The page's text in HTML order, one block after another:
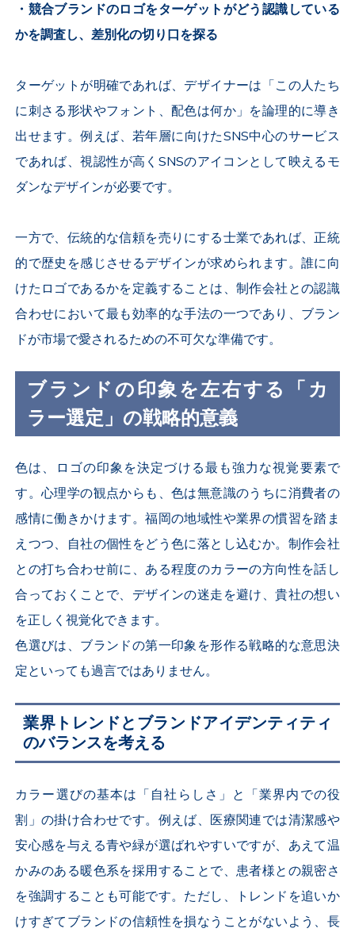
・競合ブランドのロゴをターゲットがどう認識している
かを調査し、差別化の切り口を探る
ターゲットが明確であれば、デザイナーは「この人たち
に刺さる形状やフォント、配色は何か」を論理的に導き
出せます。例えば、若年層に向けたSNS中心のサービス
であれば、視認性が高くSNSのアイコンとして映えるモ
ダンなデザインが必要です。
一方で、伝統的な信頼を売りにする士業であれば、正統
的で歴史を感じさせるデザインが求められます。誰に向
けたロゴであるかを定義することは、制作会社との認識
合わせにおいて最も効率的な手法の一つであり、ブラン
ドが市場で愛されるための不可欠な準備です。
ブランドの印象を左右する「カ
ラー選定」の戦略的意義
色は、ロゴの印象を決定づける最も強力な視覚要素で
す。心理学の観点からも、色は無意識のうちに消費者の
感情に働きかけます。福岡の地域性や業界の慣習を踏ま
えつつ、自社の個性をどう色に落とし込むか。制作会社
との打ち合わせ前に、ある程度のカラーの方向性を話し
合っておくことで、デザインの迷走を避け、貴社の想い
を正しく視覚化できます。
色選びは、ブランドの第一印象を形作る戦略的な意思決
定といっても過言ではありません。
業界トレンドとブランドアイデンティティ
のバランスを考える
カラー選びの基本は「自社らしさ」と「業界内での役
割」の掛け合わせです。例えば、医療関連では清潔感や
安心感を与える青や緑が選ばれやすいですが、あえて温
かみのある暖色系を採用することで、患者様との親密さ
を強調することも可能です。ただし、トレンドを追いか
けすぎてブランドの信頼性を損なうことがないよう、長